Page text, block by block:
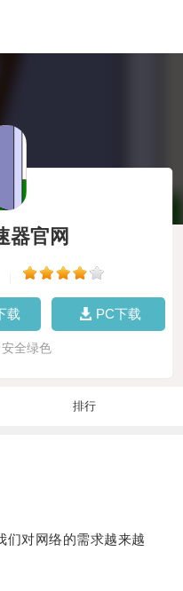
器官网
载 PC下载
全绿色
排行
对网络的需求越来越